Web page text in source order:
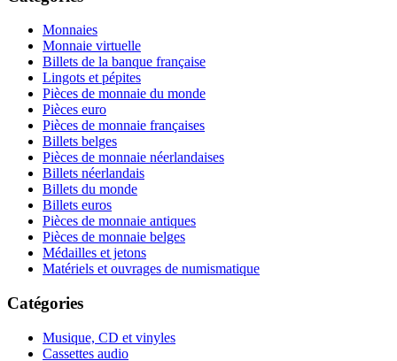
Monnaies
Monnaie virtuelle
Billets de la banque française
Lingots et pépites
Pièces de monnaie du monde
Pièces euro
Pièces de monnaie françaises
Billets belges
Pièces de monnaie néerlandaises
Billets néerlandais
Billets du monde
Billets euros
Pièces de monnaie antiques
Pièces de monnaie belges
Médailles et jetons
Matériels et ouvrages de numismatique
Catégories
Musique, CD et vinyles
Cassettes audio